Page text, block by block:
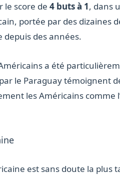
le score de 4 buts à 1, dans
portée par des dizaines
des années.
a été
le Paraguay témoignent
les Américains
est sans doute la plus